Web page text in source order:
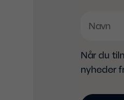
Når du
nyheder